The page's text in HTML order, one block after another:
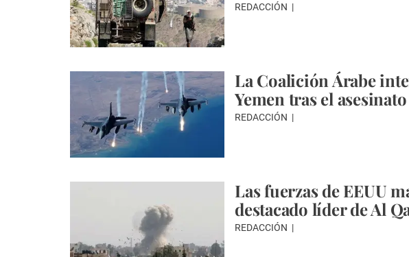
REDACCIÓN
La Coalición Árabe
Yemen tras el
REDACCIÓN
Las fuerzas de EEUU
destacado líder de Al
REDACCIÓN